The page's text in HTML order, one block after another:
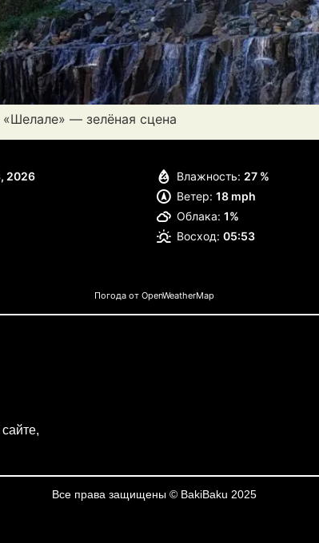
— зелёная сцена
2026 Влажность: 27 %
Ветер: 18 mph
Облака: 1%
Восход: 05:53
Погода от OpenWeatherMap
Все права защищены © BakiBaku 2025